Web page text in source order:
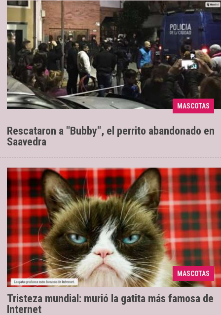
MASCOTAS
Rescataron a "Bubby", el perrito abandonado en
Saavedra
16/07/2019 Luego que Crónica diera a conocer
detalles de la denuncia de vecinos sobre el animal
maltratado, policías allanaron la vivienda y lo
salvaron junto a ...
MASCOTAS
Tristeza mundial: murió la gatita más famosa de
Internet
17/05/2019
Grumpu Cat se hizo conocida por su cara
enojada y fue designada como la felina más
influyente de 2012. Falleció "en manos de su mamá",
por complicaci ...